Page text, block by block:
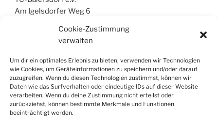
Cookie-Zustimmung
verwalten
Um dir ein optimales Erlebnis zu bieten, verwenden wir Technologien
wie Cookies, um Geräteinformationen zu speichern und/oder darauf
zuzugreifen. Wenn du diesen Technologien zustimmst, können wir
Daten wie das Surfverhalten oder eindeutige IDs auf dieser Website
verarbeiten. Wenn du deine Zustimmung nicht erteilst oder
zurückziehst, können bestimmte Merkmale und Funktionen
beeinträchtigt werden.
Am Igelsdorfer Weg 6
info@tc-baiersdorf.de
Impressum
Aktuelles
Mannschaften
Mitglied werden